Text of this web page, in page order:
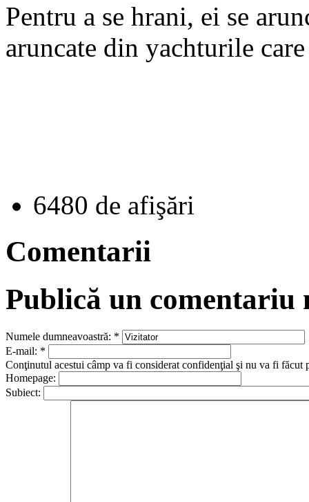
Pentru a se hrani, ei se
aruncate din yachturile
6480 de afişări
Comentarii
Publică un comentariu
Numele dumneavoastră: *
E-mail: *
Conţinutul acestui câmp va fi considerat confidenţial şi nu va fi făcut
Homepage:
Subiect: